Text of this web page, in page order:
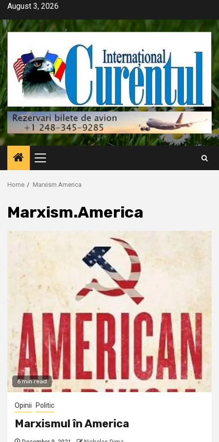
Skip
content
August 3, 2026
Primary
Menu
Home Marxism.America
Marxism.America
6 min read
Opinii Politic
Marxismul în America